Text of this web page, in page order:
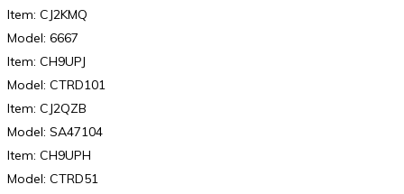
Item: CJ2KMQ
Model: 6667
Item: CH9UPJ
Model: CTRD101
Item: CJ2QZB
Model: SA47104
Item: CH9UPH
Model: CTRD51